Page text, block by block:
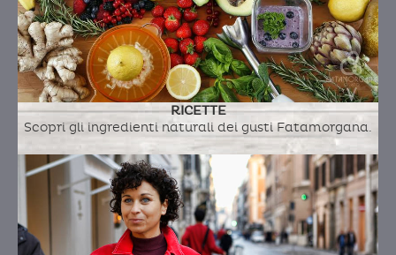
RICETTE
Scopri gli ingredienti naturali dei gusti Fatamorgana.